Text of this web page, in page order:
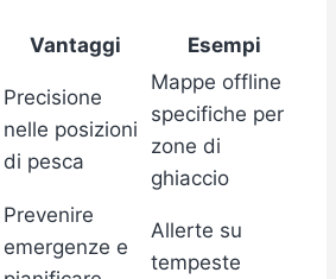
Vantaggi Esempi
Precisione
nelle posizioni
di pesca
Mappe offline
specifiche per
zone di
ghiaccio
Prevenire
emergenze e
Allerte su
tempeste